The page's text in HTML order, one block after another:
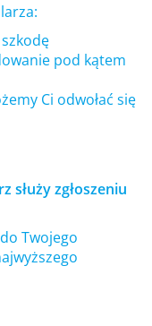
pod kątem
Ci odwołać się
służy zgłoszeniu
Twojego